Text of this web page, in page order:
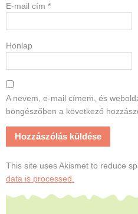
E-mail cím *
Honlap
A nevem, e-mail címem, és
böngészőben a következő
This site uses Akismet to reduce
data is processed.